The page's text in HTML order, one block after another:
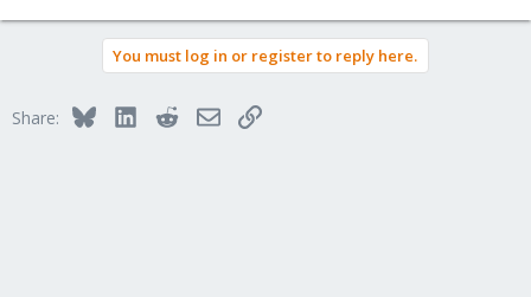
e
o
You must log in or register to reply here.
Share: BlueskyLinkedInRedditEmailLink